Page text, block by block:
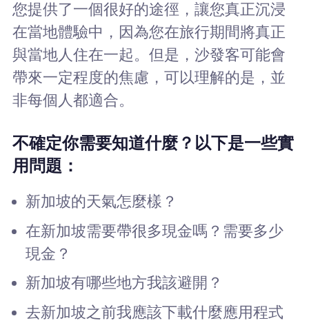
您提供了一個很好的途徑，讓您真正沉浸
在當地體驗中，因為您在旅行期間將真正
與當地人住在一起。但是，沙發客可能會
帶來一定程度的焦慮，可以理解的是，並
非每個人都適合。
不確定你需要知道什麼？以下是一些實
用問題：
新加坡的天氣怎麼樣？
在新加坡需要帶很多現金嗎？需要多少
現金？
新加坡有哪些地方我該避開？
去新加坡之前我應該下載什麼應用程式